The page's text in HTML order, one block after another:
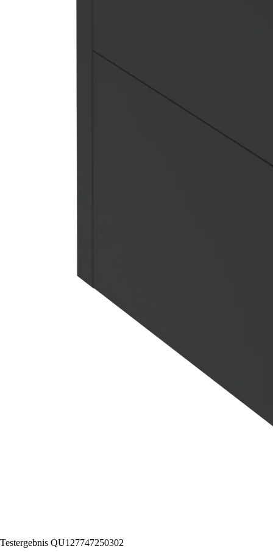
Testergebnis QU127747250302